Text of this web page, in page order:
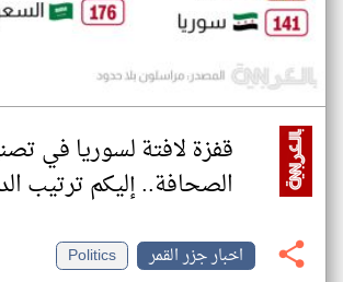
قفزة لافتة لسوريا في
الصحافة.. إليكم ترتيب
اخبار جزر القمر
Politics